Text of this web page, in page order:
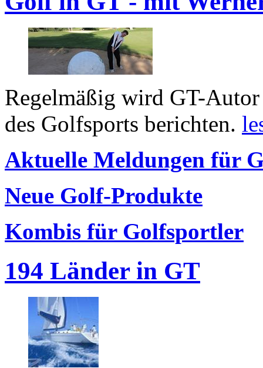
Regelmäßig wird GT-
des Golfsports berichten.
Aktuelle Meldungen für
Neue Golf-Produkte
Kombis für Golfsportler
194 Länder in GT